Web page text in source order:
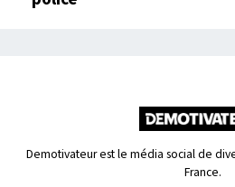
Demotivateur est le média social de
France.